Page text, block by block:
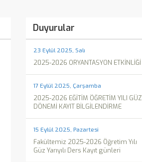
Duyurular
23 Eylül 2025, Salı
2025-2026 ORYANTASYON ETKİNLİĞİ
17 Eylül 2025, Çarşamba
2025-2026 EĞİTİM ÖĞRETİM YILI GÜZ
DÖNEMİ KAYIT BİLGİLENDİRME
15 Eylül 2025, Pazartesi
Fakültemiz 2025-2026 Öğretim Yılı
Güz Yarıyılı Ders Kayıt günleri